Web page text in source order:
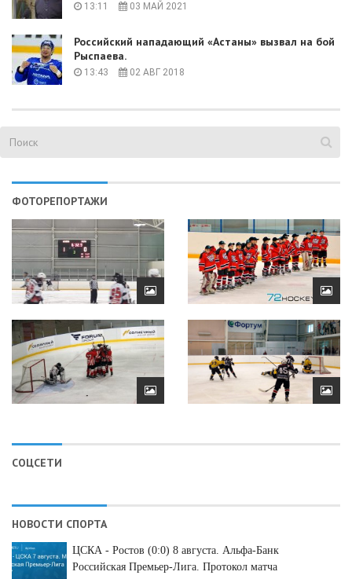
13:11 03 МАЙ 2021
Российский нападающий «Астаны» вызвал на бой
Рыспаева.
13:43 02 АВГ 2018
ФОТОРЕПОРТАЖИ
СОЦСЕТИ
НОВОСТИ СПОРТА
ЦСКА - Ростов (0:0) 8 августа. Альфа-Банк
Российская Премьер-Лига. Протокол матча